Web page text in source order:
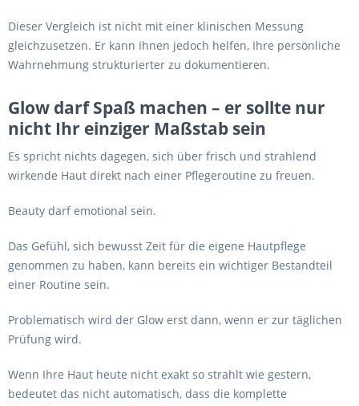
Dieser Vergleich ist nicht mit einer klinischen Messung
gleichzusetzen. Er kann Ihnen jedoch helfen, Ihre persönliche
Wahrnehmung strukturierter zu dokumentieren.
Glow darf Spaß machen – er sollte nur
nicht Ihr einziger Maßstab sein
Es spricht nichts dagegen, sich über frisch und strahlend
wirkende Haut direkt nach einer Pflegeroutine zu freuen.
Beauty darf emotional sein.
Das Gefühl, sich bewusst Zeit für die eigene Hautpflege
genommen zu haben, kann bereits ein wichtiger Bestandteil
einer Routine sein.
Problematisch wird der Glow erst dann, wenn er zur täglichen
Prüfung wird.
Wenn Ihre Haut heute nicht exakt so strahlt wie gestern,
bedeutet das nicht automatisch, dass die komplette